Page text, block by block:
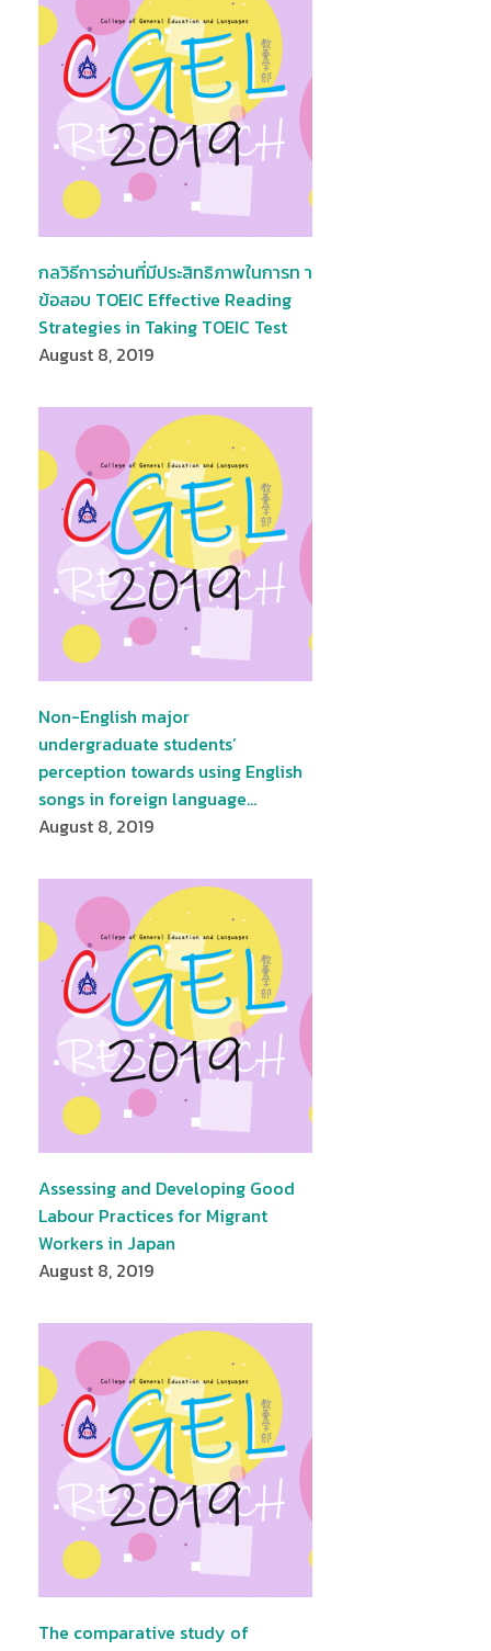
กลวิธีการอ่านที่มีประสิทธิภาพในการท า
ข้อสอบ TOEIC Effective Reading
Strategies in Taking TOEIC Test
August 8, 2019
Non-English major
undergraduate students’
perception towards using English
songs in foreign language…
August 8, 2019
Assessing and Developing Good
Labour Practices for Migrant
Workers in Japan
August 8, 2019
The comparative study of